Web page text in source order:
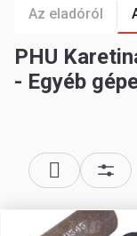
Az eladóról
PHU
- Egyéb